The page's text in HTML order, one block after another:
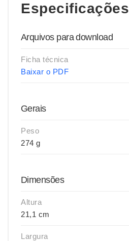
Especificações
Arquivos para download
Ficha técnica
Baixar o PDF
Gerais
Peso
274 g
Dimensões
Altura
21,1 cm
Largura